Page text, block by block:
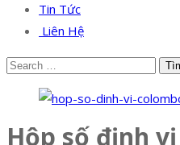
Tin Tức
Liên Hệ
Hộp số định